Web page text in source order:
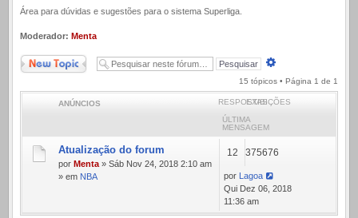
Área para dúvidas e sugestões para o sistema Superliga.
Moderador: Menta
Novo Tópico
15 tópicos • Página 1 de 1
ANÚNCIOS RESPOSTASEXIBIÇÕES
ÚLTIMA
MENSAGEM
Atualização do forum
por Menta » Sáb Nov 24, 2018 2:10 am
» em NBA
12 375676
por
Lagoa
Qui Dez 06, 2018
11:36 am